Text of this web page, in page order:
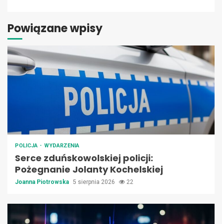
Powiązane wpisy
POLICJA WYDARZENIA
Serce zduńskowolskiej policji:
Pożegnanie Jolanty Kochelskiej
Joanna Piotrowska 5 sierpnia 2026 22